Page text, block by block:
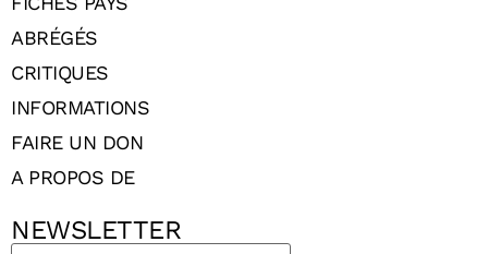
ABRÉGÉS
CRITIQUES
INFORMATIONS
FAIRE UN DON
A PROPOS DE
NEWSLETTER